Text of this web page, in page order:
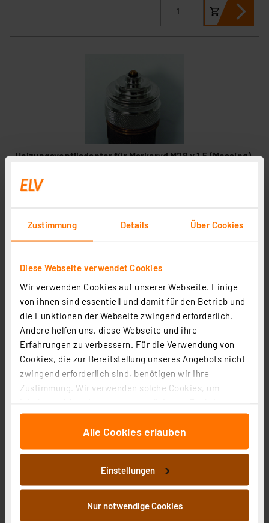
Zustimmung Details Über Cookies
Diese Webseite verwendet Cookies
Wir verwenden Cookies auf unserer Webseite. Einige
von ihnen sind essentiell und damit für den Betrieb und
die Funktionen der Webseite zwingend erforderlich.
Andere helfen uns, diese Webseite und ihre
Erfahrungen zu verbessern. Für die Verwendung von
Cookies, die zur Bereitstellung unseres Angebots nicht
zwingend erforderlich sind, benötigen wir Ihre
Zustimmung. Wir verwenden solche Cookies, um
für soziale Medien anbieten zu können und die Zugriffe
auf unsere Website zu analysieren. Außerdem geben
wir Informationen zu Ihrer Verwendung unserer Website
an unsere Partner für soziale Medien, Werbung und
Analysen weiter. Unsere Partner führen diese
Informationen möglicherweise mit weiteren Daten
zusammen, die Sie ihnen bereitgestellt haben oder die
sie im Rahmen Ihrer Nutzung der Dienste gesammelt
Alle Cookies erlauben
Einstellungen
Nur notwendige Cookies
Heizungsventiladapter für Markaryd M28 x 1,5 (Messing)
Informationen zu Versandkosten
Ventiladapter VA 19H, M30x1,5, Schließmaß 6,5 mm, 5er-
Pack
Artikel-Nr. 121097
2 3 4 5 (3)
14.47 CHF
Ventiladapter VA 78, Danfoss-Flansch, 5er-Pack